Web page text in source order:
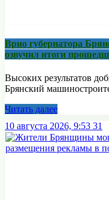
Врио губернатора
озвучил итоги
Высоких результатов
Брянский
Читать далее
10 августа 2026, 9:53 31